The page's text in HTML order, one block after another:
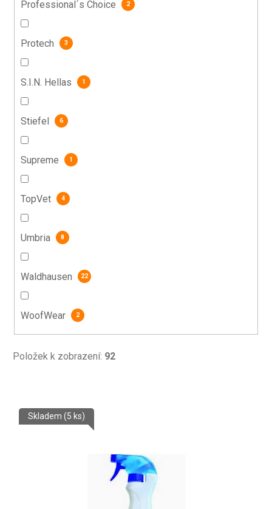
Professional´s Choice 2
Protech 3
S.I.N. Hellas 1
Stiefel 6
Supreme 1
TopVet 4
Umbria 8
Waldhausen 22
WoofWear 2
Položek k zobrazení: 92
Skladem (5 ks)